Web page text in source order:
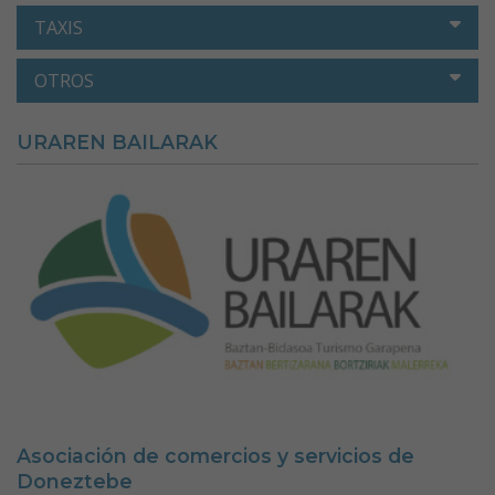
TAXIS
OTROS
URAREN BAILARAK
Asociación de comercios y servicios de
Doneztebe